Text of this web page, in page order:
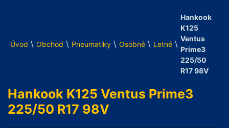
Úvod \ Obchod \ Pneumatiky \ Osobné \ Letné \
Hankook
K125
Ventus
Prime3
225/50
R17 98V
Hankook K125 Ventus Prime3
225/50 R17 98V